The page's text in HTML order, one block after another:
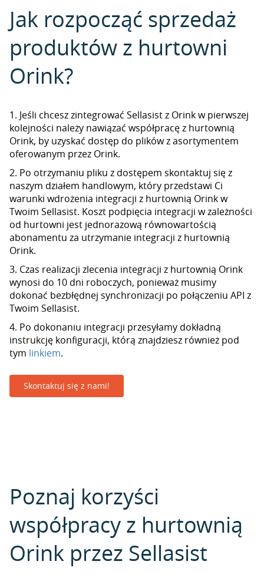
Jak rozpocząć sprzedaż
produktów z hurtowni
Orink?
1. Jeśli chcesz zintegrować Sellasist z Orink w pierwszej
kolejności należy nawiązać współpracę z hurtownią
Orink, by uzyskać dostęp do plików z asortymentem
oferowanym przez Orink.
2. Po otrzymaniu pliku z dostępem skontaktuj się z
naszym działem handlowym, który przedstawi Ci
warunki wdrożenia integracji z hurtownią Orink w
Twoim Sellasist. Koszt podpięcia integracji w zależności
od hurtowni jest jednorazową równowartością
abonamentu za utrzymanie integracji z hurtownią
Orink.
3. Czas realizacji zlecenia integracji z hurtownią Orink
wynosi do 10 dni roboczych, ponieważ musimy
dokonać bezbłędnej synchronizacji po połączeniu API z
Twoim Sellasist.
4. Po dokonaniu integracji przesyłamy dokładną
instrukcję konfiguracji, którą znajdziesz również pod
tym linkiem.
Skontaktuj się z nami!
Poznaj korzyści
współpracy z hurtownią
Orink przez Sellasist